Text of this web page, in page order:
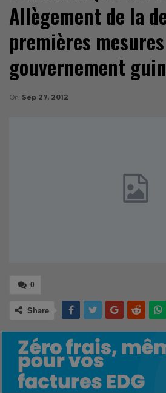
Allègement de la
premières
gouvernement
On Sep 27, 2012
0
Share